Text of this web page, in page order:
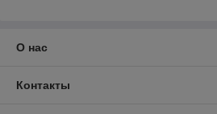
О нас
Контакты